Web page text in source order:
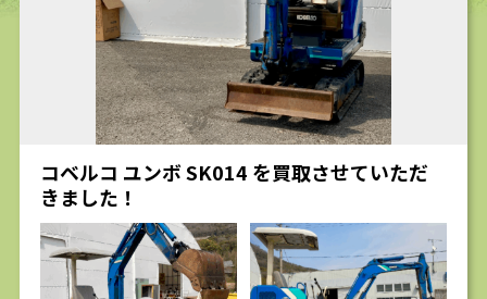
コベルコ ユンボ SK014 を買取させていただ
きました！